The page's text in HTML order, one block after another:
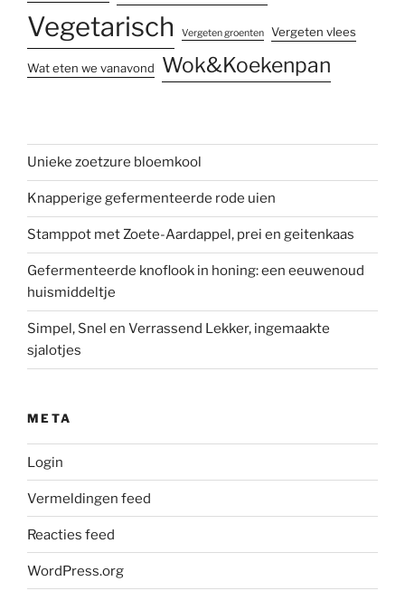
Vegetarisch Vergeten groenten Vergeten vlees
Wat eten we vanavond Wok&Koekenpan
Unieke zoetzure bloemkool
Knapperige gefermenteerde rode uien
Stamppot met Zoete-Aardappel, prei en geitenkaas
Gefermenteerde knoflook in honing: een eeuwenoud
huismiddeltje
Simpel, Snel en Verrassend Lekker, ingemaakte
sjalotjes
META
Login
Vermeldingen feed
Reacties feed
WordPress.org